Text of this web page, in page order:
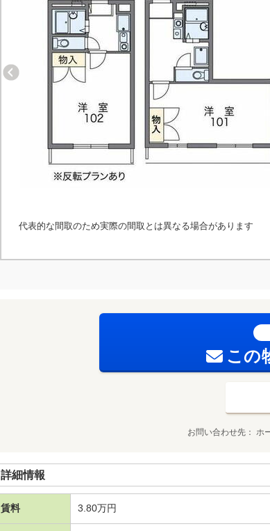
代表的な間取のため実際の間取とは異なる場合があります
この
お問い合わせ先 ホ
詳細情報
賃料 3.80万円